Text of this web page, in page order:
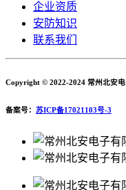
企业资质
安防知识
联系我们
Copyright © 2022-2024 常州北安
备案号： 苏ICP备17021103号-3